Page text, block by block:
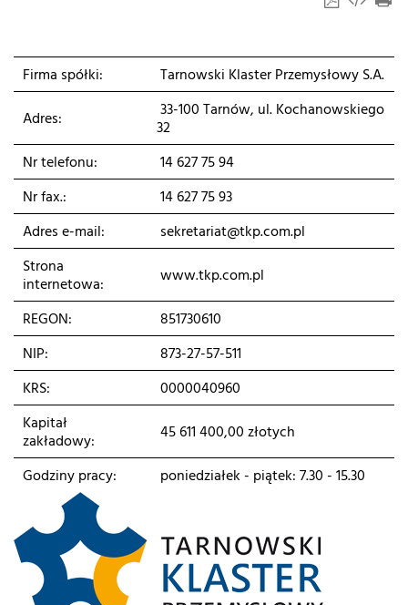
Firma spółki:
Tarnowski Klaster Przemysłowy S.A.
Adres:
33-100 Tarnów, ul. Kochanowskiego
32
Nr telefonu:
14 627 75 94
Nr fax.:
14 627 75 93
Adres e-mail:
sekretariat@tkp.com.pl
Strona
internetowa:
www.tkp.com.pl
REGON:
851730610
NIP:
873-27-57-511
KRS:
0000040960
Kapitał
zakładowy:
45 611 400,00 złotych
Godziny pracy:
poniedziałek - piątek: 7.30 - 15.30